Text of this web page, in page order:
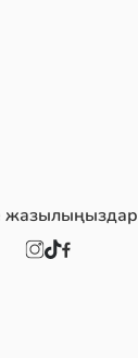
жазылыңыздар